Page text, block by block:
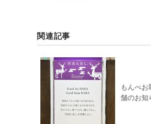
関連記事
もんぺお
舗のお知